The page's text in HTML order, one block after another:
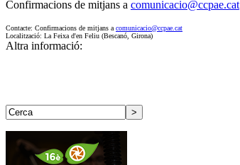
Confirmacions de mitjans a comunicacio@ccpae.cat
Contacte: Confirmacions de mitjans acomunicacio@ccpae.cat
Localització: La Feixa d'en Feliu (Bescanó, Girona)
Altra informació: